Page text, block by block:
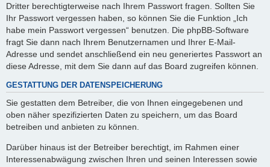
Dritter berechtigterweise nach Ihrem Passwort fragen. Sollten Sie
Ihr Passwort vergessen haben, so können Sie die Funktion „Ich
habe mein Passwort vergessen“ benutzen. Die phpBB-Software
fragt Sie dann nach Ihrem Benutzernamen und Ihrer E-Mail-
Adresse und sendet anschließend ein neu generiertes Passwort an
diese Adresse, mit dem Sie dann auf das Board zugreifen können.
GESTATTUNG DER DATENSPEICHERUNG
Sie gestatten dem Betreiber, die von Ihnen eingegebenen und
oben näher spezifizierten Daten zu speichern, um das Board
betreiben und anbieten zu können.
Darüber hinaus ist der Betreiber berechtigt, im Rahmen einer
Interessenabwägung zwischen Ihren und seinen Interessen sowie